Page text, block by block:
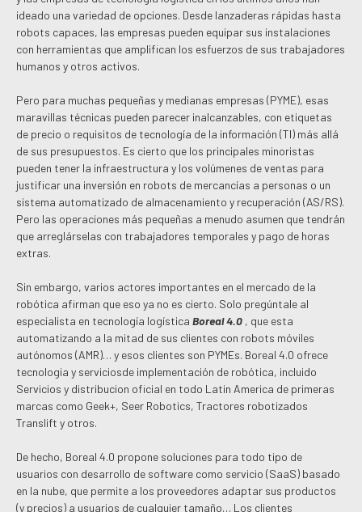
ideado una variedad de opciones. Desde lanzaderas rápidas hasta
robots capaces, las empresas pueden equipar sus instalaciones
con herramientas que amplifican los esfuerzos de sus trabajadores
humanos y otros activos.
Pero para muchas pequeñas y medianas empresas (PYME), esas
maravillas técnicas pueden parecer inalcanzables, con etiquetas
de precio o requisitos de tecnología de la información (TI) más allá
de sus presupuestos. Es cierto que los principales minoristas
pueden tener la infraestructura y los volúmenes de ventas para
justificar una inversión en robots de mercancías a personas o un
sistema automatizado de almacenamiento y recuperación (AS/RS).
Pero las operaciones más pequeñas a menudo asumen que tendrán
que arreglárselas con trabajadores temporales y pago de horas
extras.
Sin embargo, varios actores importantes en el mercado de la
robótica afirman que eso ya no es cierto. Solo pregúntale al
especialista en tecnología logística Boreal 4.0 , que esta
automatizando a la mitad de sus clientes con robots móviles
autónomos (AMR)… y esos clientes son PYMEs. Boreal 4.0 ofrece
tecnologia y serviciosde implementación de robótica, incluido
Servicios y distribucion oficial en todo Latin America de primeras
marcas como Geek+, Seer Robotics, Tractores robotizados
Translift y otros.
De hecho, Boreal 4.0 propone soluciones para todo tipo de
usuarios con desarrollo de software como servicio (SaaS) basado
en la nube, que permite a los proveedores adaptar sus productos
(y precios) a usuarios de cualquier tamaño… Los clientes